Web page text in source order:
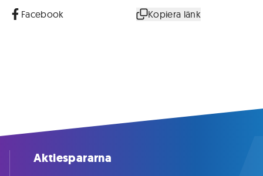
Facebook Kopiera länk
Aktiespararna